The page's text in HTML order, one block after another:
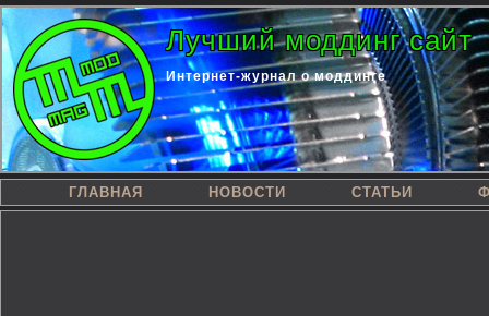
Лучший моддинг сайт
Интернет-журнал о моддинге
ГЛАВНАЯ НОВОСТИ СТАТЬИ